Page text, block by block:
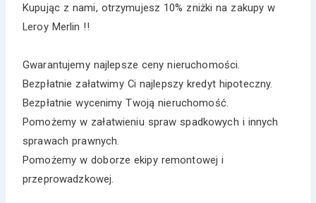
Kupując z nami, otrzymujesz 10% zniżki na zakupy w
Leroy Merlin !!
Gwarantujemy najlepsze ceny nieruchomości.
Bezpłatnie załatwimy Ci najlepszy kredyt hipoteczny.
Bezpłatnie wycenimy Twoją nieruchomość.
Pomożemy w załatwieniu spraw spadkowych i innych
sprawach prawnych.
Pomożemy w doborze ekipy remontowej i
przeprowadzkowej.